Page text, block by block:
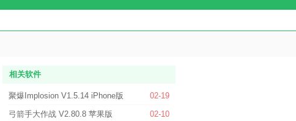
相关软件
02-19
聚爆Implosion V1.5.14 iPhone版
02-10
弓箭手大作战 V2.80.8 苹果版